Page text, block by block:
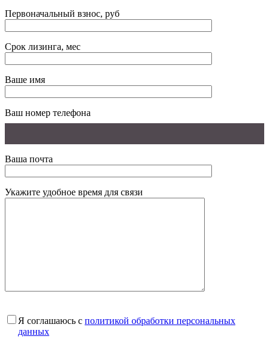
Первоначальный взнос, руб
Срок лизинга, мес
Ваше имя
Ваш номер телефона
Ваша почта
Укажите удобное время для связи
Я соглашаюсь с политикой обработки персональных
данных